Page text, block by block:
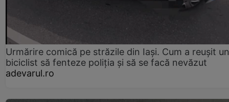
Urmărire comică pe străzile din Iași. Cum a reușit un
biciclist să fenteze poliția și să se facă nevăzut
adevarul.ro